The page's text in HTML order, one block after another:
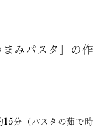
まみパスタ」の作
分（パスタの茹で時